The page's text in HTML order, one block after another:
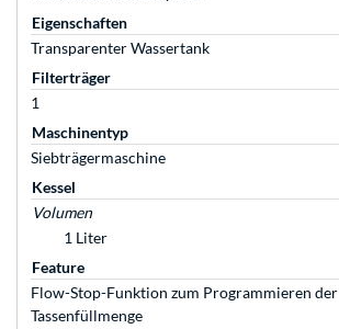
Eigenschaften
Transparenter Wassertank
Filterträger
1
Maschinentyp
Siebträgermaschine
Kessel
Volumen
1 Liter
Feature
Flow-Stop-Funktion zum Programmieren der
Tassenfüllmenge